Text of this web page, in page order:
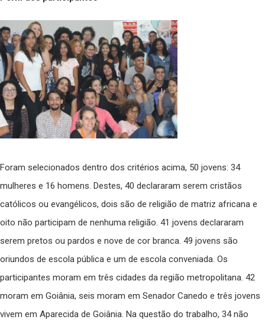
Foram selecionados dentro dos critérios acima, 50 jovens: 34
mulheres e 16 homens. Destes, 40 declararam serem cristãos
católicos ou evangélicos, dois são de religião de matriz africana e
oito não participam de nenhuma religião. 41 jovens declararam
serem pretos ou pardos e nove de cor branca. 49 jovens são
oriundos de escola pública e um de escola conveniada. Os
participantes moram em três cidades da região metropolitana. 42
moram em Goiânia, seis moram em Senador Canedo e três jovens
vivem em Aparecida de Goiânia. Na questão do trabalho, 34 não